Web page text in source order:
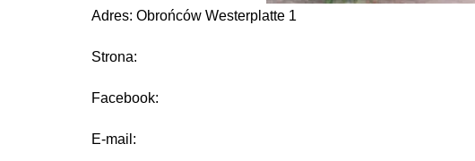
Adres: Obrońców Westerplatte 1
Strona:
Facebook:
E-mail: